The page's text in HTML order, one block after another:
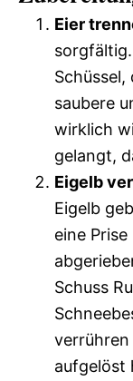
Eier
Schüssel,
saubere
wirklich
gelangt,
Eigelb
Eigelb
eine
Schuss
verrühren
aufgelöst